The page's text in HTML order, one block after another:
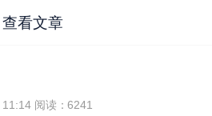
查看文章
11:14 阅读：6241